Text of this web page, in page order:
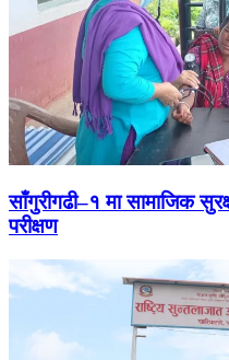
साँगुरीगढी–१ मा सामाजिक
परीक्षण